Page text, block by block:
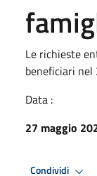
Le richieste
beneficiari nel
Data :
27 maggio
Condividi